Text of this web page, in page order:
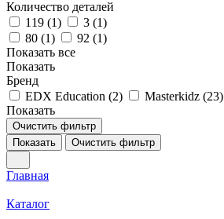
Количество деталей
119 (1) 3 (1)
80 (1) 92 (1)
Показать все
Показать
Бренд
EDX Education (2) Masterkidz (23)
Показать
Очистить фильтр
Показать
Очистить фильтр
Главная
Каталог